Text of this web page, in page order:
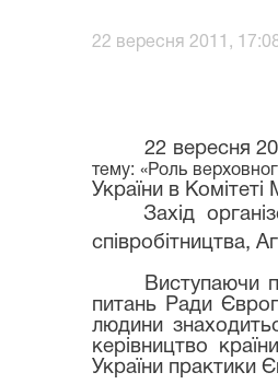
22 вересня 2011,
22 вересня
тему: «Роль
України в Комітеті
Захід
співробітництва,
Виступаючи
питань Ради
людини
керівництво
України практики